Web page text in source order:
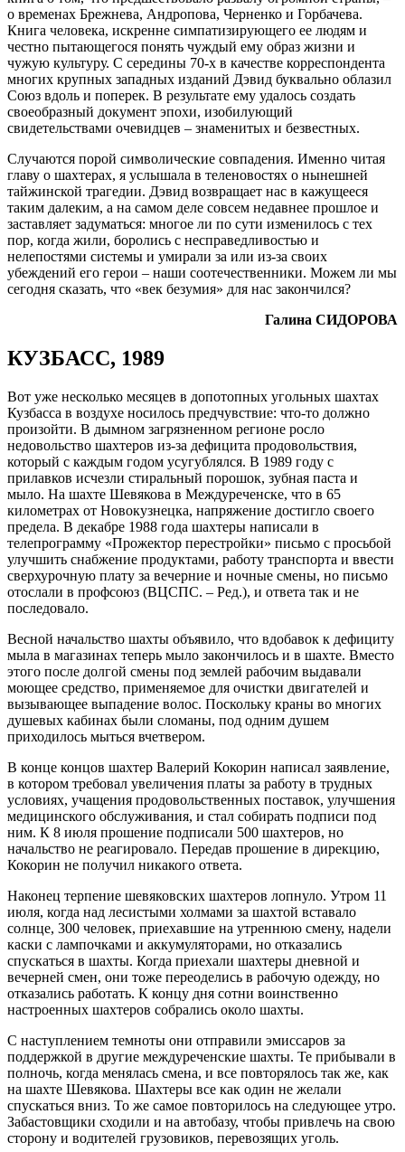
о временах Брежнева, Андропова, Черненко и Горбачева.
Книга человека, искренне симпатизирующего ее людям и
честно пытающегося понять чуждый ему образ жизни и
чужую культуру. С середины 70-х в качестве корреспондента
многих крупных западных изданий Дэвид буквально облазил
Союз вдоль и поперек. В результате ему удалось создать
своеобразный документ эпохи, изобилующий
свидетельствами очевидцев – знаменитых и безвестных.
Случаются порой символические совпадения. Именно читая
главу о шахтерах, я услышала в теленовостях о нынешней
тайжинской трагедии. Дэвид возвращает нас в кажущееся
таким далеким, а на самом деле совсем недавнее прошлое и
заставляет задуматься: многое ли по сути изменилось с тех
пор, когда жили, боролись с несправедливостью и
нелепостями системы и умирали за или из-за своих
убеждений его герои – наши соотечественники. Можем ли мы
сегодня сказать, что «век безумия» для нас закончился?
Галина СИДОРОВА
КУЗБАСС, 1989
Вот уже несколько месяцев в допотопных угольных шахтах
Кузбасса в воздухе носилось предчувствие: что-то должно
произойти. В дымном загрязненном регионе росло
недовольство шахтеров из-за дефицита продовольствия,
который с каждым годом усугублялся. В 1989 году с
прилавков исчезли стиральный порошок, зубная паста и
мыло. На шахте Шевякова в Междуреченске, что в 65
километрах от Новокузнецка, напряжение достигло своего
предела. В декабре 1988 года шахтеры написали в
телепрограмму «Прожектор перестройки» письмо с просьбой
улучшить снабжение продуктами, работу транспорта и ввести
сверхурочную плату за вечерние и ночные смены, но письмо
отослали в профсоюз (ВЦСПС. – Ред.), и ответа так и не
последовало.
Весной начальство шахты объявило, что вдобавок к дефициту
мыла в магазинах теперь мыло закончилось и в шахте. Вместо
этого после долгой смены под землей рабочим выдавали
моющее средство, применяемое для очистки двигателей и
вызывающее выпадение волос. Поскольку краны во многих
душевых кабинах были сломаны, под одним душем
приходилось мыться вчетвером.
В конце концов шахтер Валерий Кокорин написал заявление,
в котором требовал увеличения платы за работу в трудных
условиях, учащения продовольственных поставок, улучшения
медицинского обслуживания, и стал собирать подписи под
ним. К 8 июля прошение подписали 500 шахтеров, но
начальство не реагировало. Передав прошение в дирекцию,
Кокорин не получил никакого ответа.
Наконец терпение шевяковских шахтеров лопнуло. Утром 11
июля, когда над лесистыми холмами за шахтой вставало
солнце, 300 человек, приехавшие на утреннюю смену, надели
каски с лампочками и аккумуляторами, но отказались
спускаться в шахты. Когда приехали шахтеры дневной и
вечерней смен, они тоже переоделись в рабочую одежду, но
отказались работать. К концу дня сотни воинственно
настроенных шахтеров собрались около шахты.
С наступлением темноты они отправили эмиссаров за
поддержкой в другие междуреченские шахты. Те прибывали в
полночь, когда менялась смена, и все повторялось так же, как
на шахте Шевякова. Шахтеры все как один не желали
спускаться вниз. То же самое повторилось на следующее утро.
Забастовщики сходили и на автобазу, чтобы привлечь на свою
сторону и водителей грузовиков, перевозящих уголь.